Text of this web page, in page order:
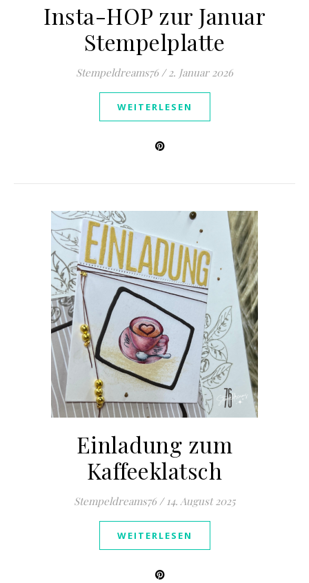
Insta-HOP zur Januar
Stempelplatte
Stempeldreams76 / 2. Januar 2026
WEITERLESEN
Einladung zum
Kaffeeklatsch
Stempeldreams76 / 14. August 2025
WEITERLESEN